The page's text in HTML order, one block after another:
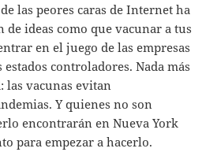
las peores caras de Internet ha
de ideas como que vacunar a tus
en el juego de las empresas
controladores. Nada más
las vacunas evitan
Y quienes no son
encontrarán en Nueva York
para empezar a hacerlo.